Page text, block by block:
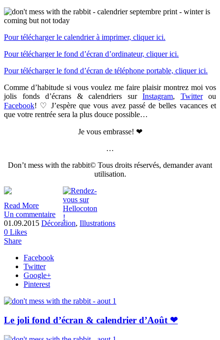
Pour télécharger le calendrier à imprimer, cliquer ici.
Pour télécharger le fond d’écran d’ordinateur, cliquer ici.
Pour télécharger le fond d’écran de téléphone portable, cliquer ici.
Comme d’habitude si vous voulez me faire plaisir montrez moi vos
jolis fonds d’écrans & calendriers sur Instagram, Twitterou
Facebook! ♡ J’espère que vous avez passé de belles vacances et
que votre rentrée sera la plus douce possible…
Je vous embrasse! ❤
…
Don’t mess with the rabbit© Tous droits réservés, demander avant
utilisation.
Read More
Un commentaire
01.09.2015 Décoration, Illustrations
0 Likes
Share
Facebook
Twitter
Google+
Pinterest
Le joli fond d’écran & calendrier d’Août ❤